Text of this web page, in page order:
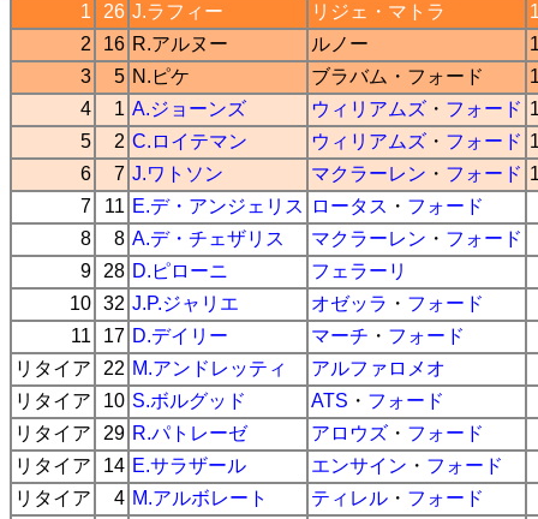
1
26 J.ラフィー リジェ ・ マトラ
2
16 R.アルヌー ルノー
3
5 N.ピケ ブラバム ・ フォード
4
1 A.ジョーンズ ウィリアムズ ・ フォード
5
2 C.ロイテマン ウィリアムズ ・ フォード
6
7 J.ワトソン マクラーレン ・ フォード
7
11 E.デ・アンジェリス ロータス ・ フォード
8
8 A.デ・チェザリス マクラーレン ・ フォード
9
28 D.ピローニ
フェラーリ
10 32 J.P.ジャリエ オゼッラ ・ フォード
11
17 D.デイリー マーチ ・ フォード
リタイア
22 M.アンドレッティ
アルファロメオ
リタイア
10 S.ボルグッド ATS ・ フォード
リタイア
29 R.パトレーゼ アロウズ ・ フォード
リタイア
14 E.サラザール エンサイン ・ フォード
リタイア
4 M.アルボレート ティレル ・ フォード